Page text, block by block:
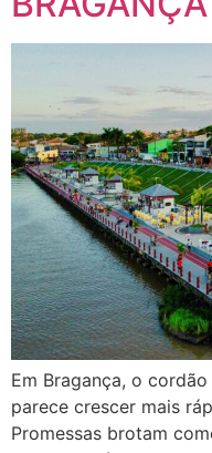
Em Bragança, o
parece crescer mais
Promessas brotam